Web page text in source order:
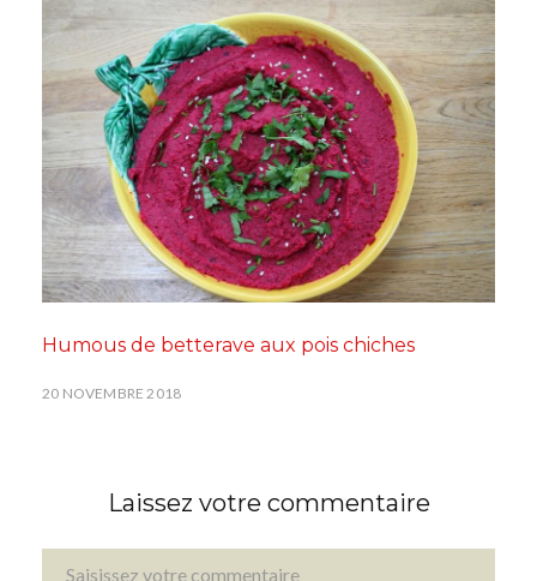
Humous de betterave aux pois chiches
20 NOVEMBRE 2018
Laissez votre commentaire